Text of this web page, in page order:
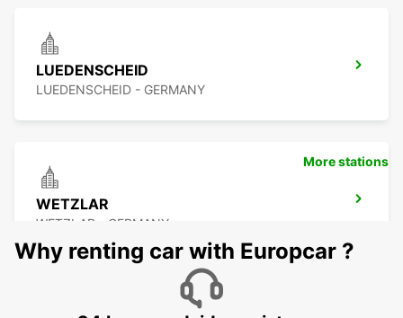
LUEDENSCHEID
LUEDENSCHEID - GERMANY
WETZLAR
WETZLAR - GERMANY
More stations
Why renting car with Europcar ?